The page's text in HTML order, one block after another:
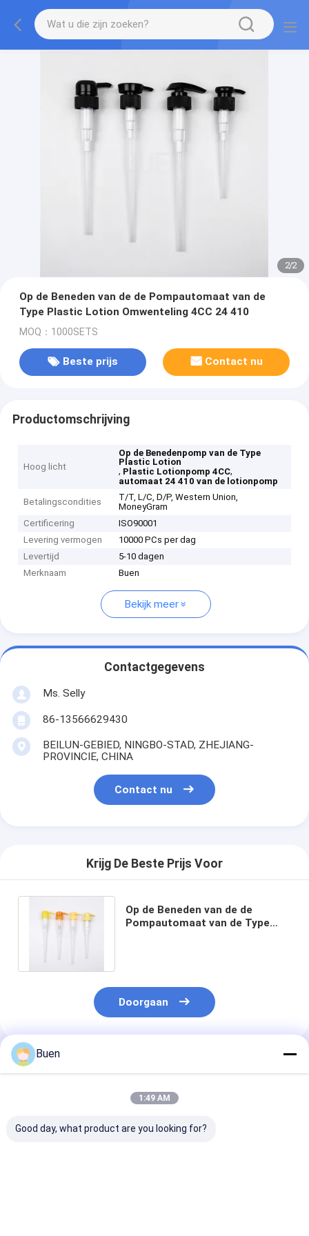
2/2
Op de Beneden van de de Pompautomaat van de
Type Plastic Lotion Omwenteling 4CC 24 410
MOQ：1000SETS
Beste prijs Contact nu
Productomschrijving
Hoog licht
Op de Benedenpomp van de Type
Plastic Lotion
, Plastic Lotionpomp 4CC,
automaat 24 410 van de lotionpomp
Betalingscondities
T/T, L/C, D/P, Western Union,
MoneyGram
Certificering
ISO90001
Levering vermogen
10000 PCs per dag
Levertijd
5-10 dagen
Merknaam
Buen
Bekijk meer
Contactgegevens
Ms. Selly
86-13566629430
BEILUN-GEBIED, NINGBO-STAD, ZHEJIANG-
PROVINCIE, CHINA
Contact nu
Krijg De Beste Prijs Voor
Op de Beneden van de de
Pompautomaat van de Type
Doorgaan
Geadviseerde Producten
Buen
1:49 AM
Good day, what product are you looking for?